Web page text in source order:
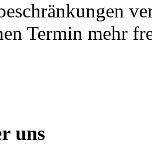
Termin mehr
uns